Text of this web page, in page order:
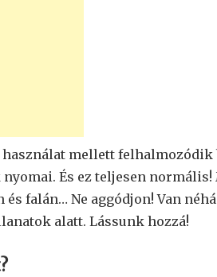
mellett felhalmozódik
És ez teljesen
falán… Ne aggódjon! Van
alatt. Lássunk hozzá!